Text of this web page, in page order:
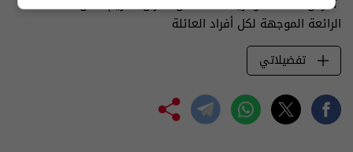
الرائعة الموجهة لكل أفراد العائلة
تفضيلاتي